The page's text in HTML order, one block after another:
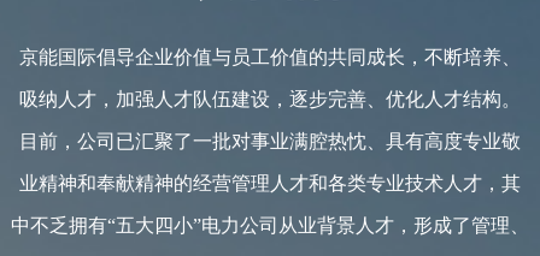
京能国际倡导企业价值与员工价值的共同成长，不断培养、
吸纳人才，加强人才队伍建设，逐步完善、优化人才结构。
目前，公司已汇聚了一批对事业满腔热忱、具有高度专业敬
业精神和奉献精神的经营管理人才和各类专业技术人才，其
中不乏拥有“五大四小”电力公司从业背景人才，形成了管理、